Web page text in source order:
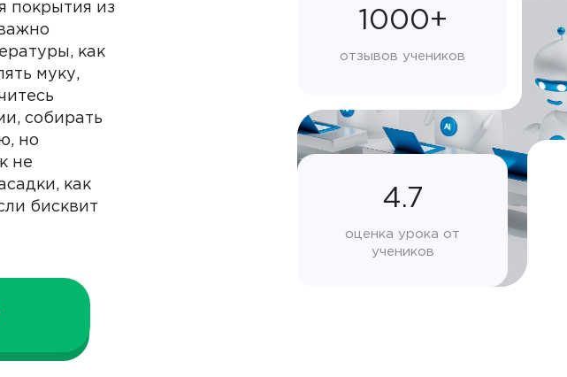
покрытия из
как
муку,
собирать
но
не
как
бисквит
1000+
отзывов учеников
4.7
оценка урока от
учеников